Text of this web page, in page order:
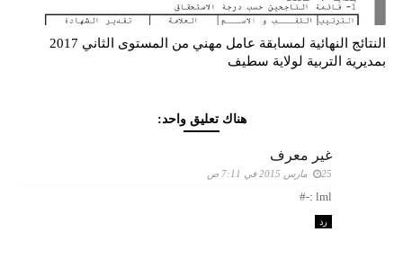
النتائج النهائية لمسابقة عامل مهني من المستوى الثاني 2017
بمديرية التربية لولاية سطيف
هناك تعليق واحد:
غير معرف
25 مارس 2015 في 7:11 ص
lml :-#
رد